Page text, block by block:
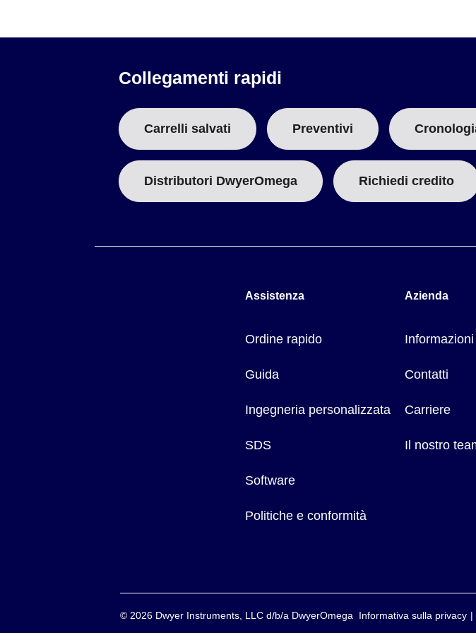
Collegamenti rapidi
Carrelli salvati Preventivi
Distributori DwyerOmega Richiedi credito
Assistenza
Ordine rapido
Guida
Ingegneria personalizzata
SDS
Software
Politiche e conformità
Azienda
Contatti
Carriere
Il nostro
© 2026 Dwyer Instruments, LLC d/b/a DwyerOmega Informativa sulla privacy